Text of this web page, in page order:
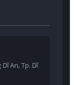
An, Tp. Dĩ